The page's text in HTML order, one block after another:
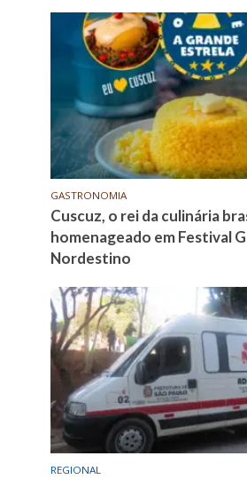
GASTRONOMIA
Cuscuz, o rei da culinária
homenageado em Festival
Nordestino
REGIONAL